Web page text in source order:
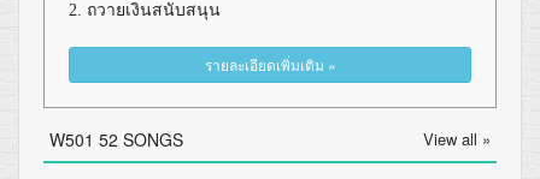
2. ถวายเงินสนับสนุน
รายละเอียดเพิ่มเติม »
W501 52 SONGS View all »